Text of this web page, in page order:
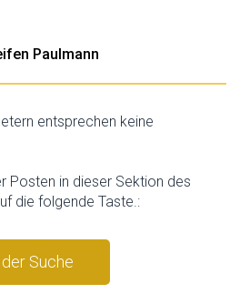
Paulmann
entsprechen keine
Posten in dieser Sektion des
die folgende Taste.:
Suche